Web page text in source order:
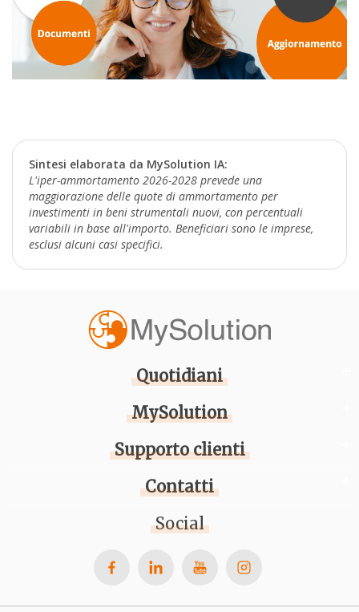
Sintesi elaborata da MySolution IA:
L'iper-ammortamento 2026-2028 prevede una
maggiorazione delle quote di ammortamento per
investimenti in beni strumentali nuovi, con percentuali
variabili in base all'importo. Beneficiari sono le imprese,
esclusi alcuni casi specifici.
Quotidiani
MySolution
Supporto clienti
Contatti
Social